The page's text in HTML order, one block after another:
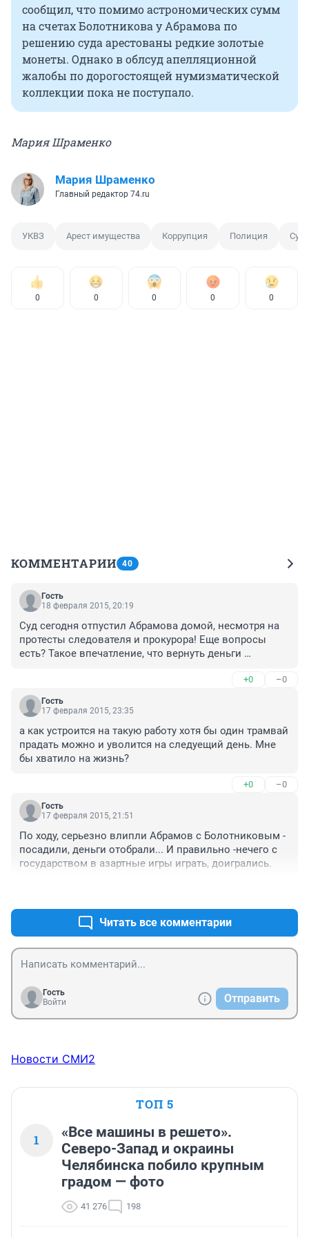
сообщил, что помимо астрономических сумм
на счетах Болотникова у Абрамова по
решению суда арестованы редкие золотые
монеты. Однако в облсуд апелляционной
жалобы по дорогостоящей нумизматической
коллекции пока не поступало.
Мария Шраменко
Мария Шраменко
Главный редактор 74.ru
УКВЗ Арест имущества Коррупция Полиция Суд
0 0 0 0 0
КОММЕНТАРИИ 40
Гость
18 февраля 2015, 20:19
Суд сегодня отпустил Абрамова домой, несмотря на
протесты следователя и прокурора! Еще вопросы
есть? Такое впечатление, что вернуть деньги
+0 –0
Гость
17 февраля 2015, 23:35
а как устроится на такую работу хотя бы один трамвай
прадать можно и уволится на следуещий день. Мне
бы хватило на жизнь?
+0 –0
Гость
17 февраля 2015, 21:51
По ходу, серьезно влипли Абрамов с Болотниковым -
посадили, деньги отобрали... И правильно -нечего с
государством в азартные игры играть, доигрались.
Читать все комментарии
Гость
Войти
Отправить
Новости СМИ2
ТОП 5
1
«Все машины в решето».
Северо-Запад и окраины
Челябинска побило крупным
градом — фото
41 276 198